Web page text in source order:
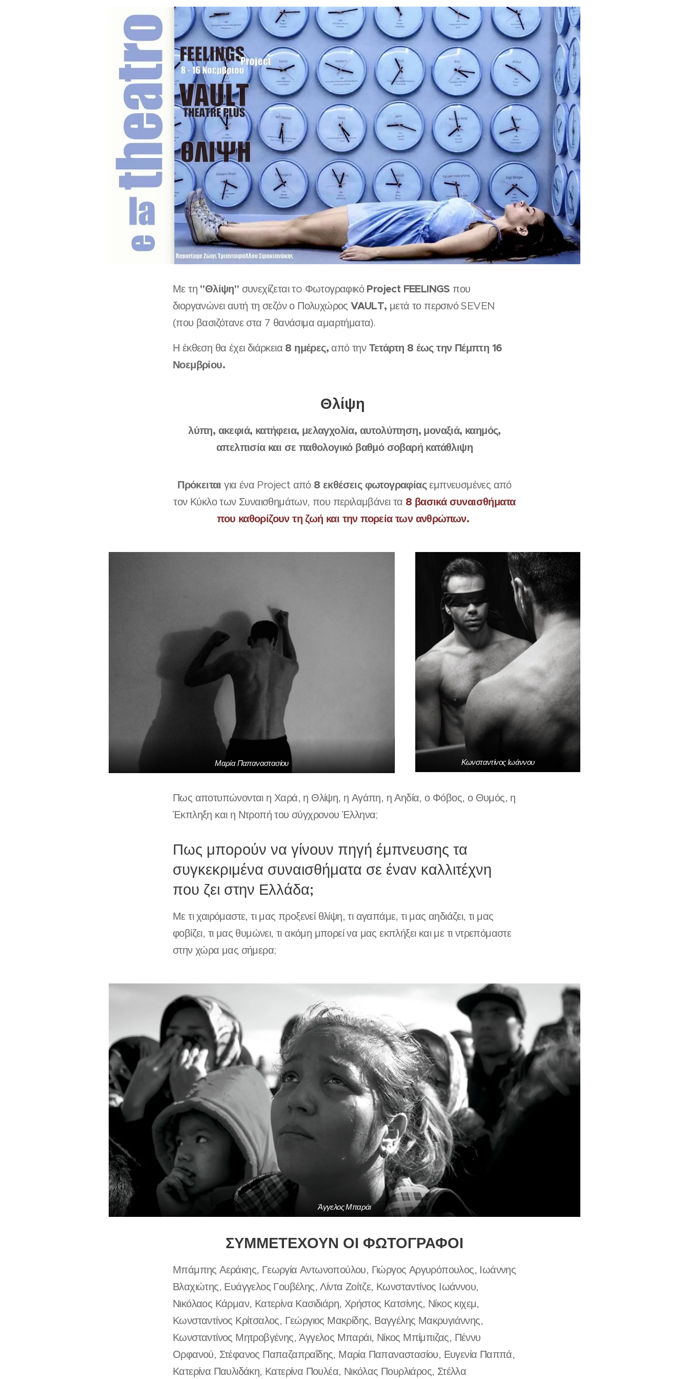
Με τη "Θλίψη" συνεχίζεται τo Φωτογραφικό Project FEELINGS που
διοργανώνει αυτή τη σεζόν ο ΠολυχώροςVAULT, μετά το περσινό SEVEN
(που βασιζότανε στα 7 θανάσιμα αμαρτήματα).
Η έκθεση θα έχει διάρκεια 8 ημέρες, από την Τετάρτη 8 έως την Πέμπτη 16
Νοεμβρίου.
Θλίψη
λύπη, ακεφιά, κατήφεια, μελαγχολία, αυτολύπηση, μοναξιά, καημός,
απελπισία και σε παθολογικό βαθμό σοβαρή κατάθλιψη
Πρόκειται για ένα Project από8 εκθέσεις φωτογραφίαςεμπνευσμένες από
τον Κύκλο των Συναισθημάτων, που περιλαμβάνει τα 8 βασικά συναισθήματα
που καθορίζουν τη ζωή και την πορεία των ανθρώπων.
Μαρία Παπαναστασίου Κωνσταντίνος Ιωάννου
Πως αποτυπώνονται η Χαρά, η Θλίψη, η Αγάπη, η Αηδία, ο Φόβος, ο Θυμός, η
Έκπληξη και η Ντροπή του σύγχρονου Έλληνα;
Πως μπορούν να γίνουν πηγή έμπνευσης τα
συγκεκριμένα συναισθήματα σε έναν καλλιτέχνη
που ζει στην Ελλάδα;
Με τι χαιρόμαστε, τι μας προξενεί θλίψη, τι αγαπάμε, τι μας αηδιάζει, τι μας
φοβίζει, τι μας θυμώνει, τι ακόμη μπορεί να μας εκπλήξει και με τι ντρεπόμαστε
στην χώρα μας σήμερα;
Άγγελος Μπαράι
ΣΥΜΜΕΤΕΧΟΥΝ ΟΙ ΦΩΤΟΓΡΑΦΟΙ
Μπάμπης Αεράκης, Γεωργία Αντωνοπούλου, Γιώργος Αργυρόπουλος, Ιωάννης
Βλαχιώτης, Ευάγγελος Γουβέλης, Λίντα Ζοίτζε, Κωνσταντίνος Ιωάννου,
Νικόλαος Κάρμαν, Κατερίνα Κασιδιάρη, Χρήστος Κατσίνης, Νίκος κιχεμ,
Κωνσταντίνος Κρίτσαλος, Γεώργιος Μακρίδης, Βαγγέλης Μακρυγιάννης,
Κωνσταντίνος Μητροβγένης, Άγγελος Μπαράι, Νίκος Μπίμπιζας, Πέννυ
Ορφανού, Στέφανος Παπαζαπραΐδης, Μαρία Παπαναστασίου, Ευγενία Παππά,
Κατερίνα Παυλιδάκη, Κατερίνα Πουλέα, Νικόλας Πουρλιάρος, Στέλλα